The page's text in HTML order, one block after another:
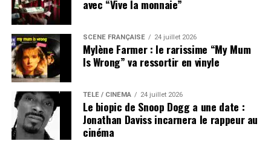
avec “Vive la monnaie”
SCÈNE FRANÇAISE 24 juillet 2026
Mylène Farmer : le rarissime “My Mum
Is Wrong” va ressortir en vinyle
TÉLÉ / CINÉMA 24 juillet 2026
Le biopic de Snoop Dogg a une date :
Jonathan Daviss incarnera le rappeur au
cinéma